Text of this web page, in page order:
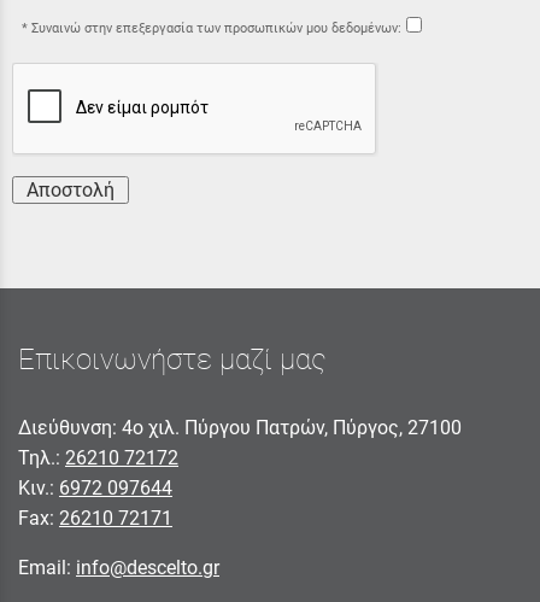
Συναινώ στην επεξεργασία των προσωπικών μου δεδομένων:
Αποστολή
Επικοινωνήστε μαζί μας
Διεύθυνση: 4ο χιλ. Πύργου Πατρών, Πύργος, 27100
Τηλ.: 26210 72172
Κιν.: 6972 097644
Fax: 26210 72171
Email: info@descelto.gr